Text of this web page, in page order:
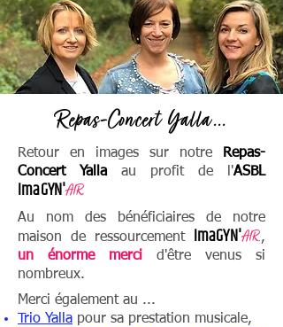
Repas-Concert Yalla ...
Retour en images sur notre
Repas-
Concert Yalla au profit de l'ASBL
ImaGYN'AIR.
Au nom des bénéficiaires de notre
maison de ressourcement ImaGYN'AIR.,
un énorme merci d'être venus si
nombreux.
Merci également au ...
Trio Yalla pour sa prestation musicale,